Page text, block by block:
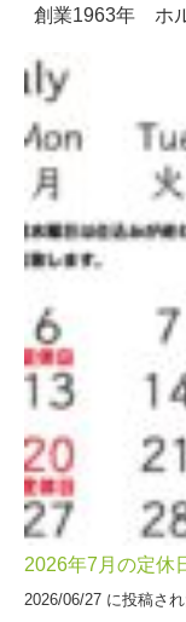
創業1963年 ホ
2026年7月の定休
2026/06/27 に投稿さ